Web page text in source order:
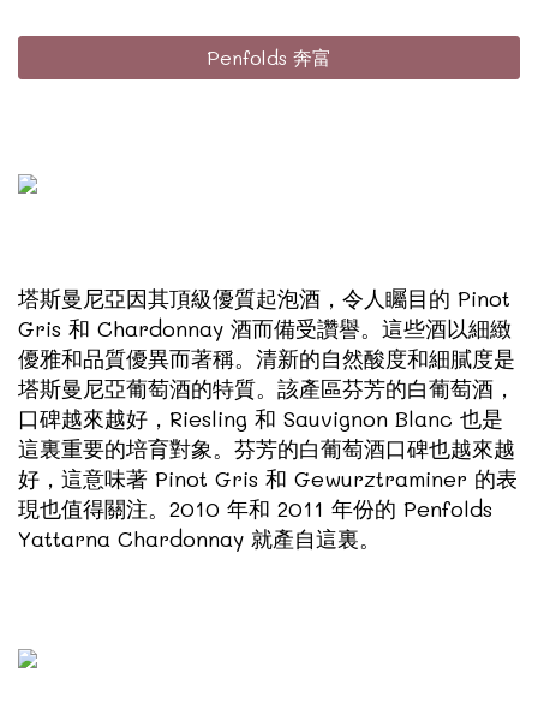
Penfolds 奔富
塔斯曼尼亞因其頂級優質起泡酒，令人矚目的 Pinot
Gris 和 Chardonnay 酒而備受讚譽。這些酒以細緻
優雅和品質優異而著稱。清新的自然酸度和細膩度是
塔斯曼尼亞葡萄酒的特質。該產區芬芳的白葡萄酒，
口碑越來越好，Riesling 和 Sauvignon Blanc 也是
這裏重要的培育對象。芬芳的白葡萄酒口碑也越來越
好，這意味著 Pinot Gris 和 Gewurztraminer 的表
現也值得關注。2010 年和 2011 年份的 Penfolds
Yattarna Chardonnay 就產自這裏。